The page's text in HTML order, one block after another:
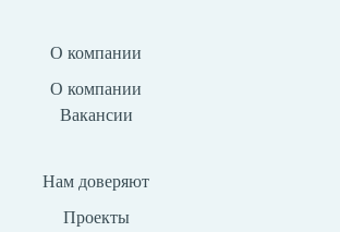
О компании
О компании
Вакансии
Нам доверяют
Проекты